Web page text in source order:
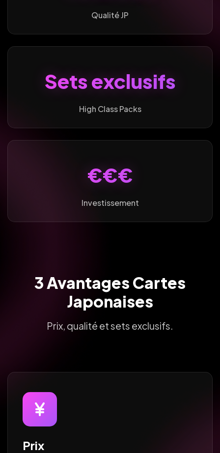
Qualité JP
Sets exclusifs
High Class Packs
€€€
Investissement
3 Avantages Cartes
Japonaises
Prix, qualité et sets exclusifs.
Prix